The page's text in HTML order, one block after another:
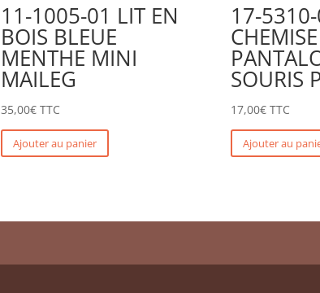
11-1005-01 LIT EN
BOIS BLEUE
MENTHE MINI
MAILEG
35,00€ TTC
Ajouter au panier
17-
SOURIS
17,00€ TTC
Ajouter au